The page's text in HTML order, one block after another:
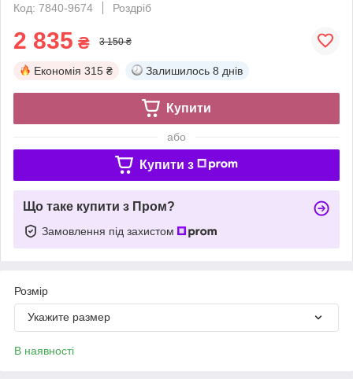
Код: 7840-9674
Роздріб
2 835 ₴ 3 150 ₴
Економія 315 ₴ Залишилось 8 днів
Купити
або
Купити з
Що таке купити з Пром?
Замовлення під захистом
Розмір
Укажите размер
В наявності